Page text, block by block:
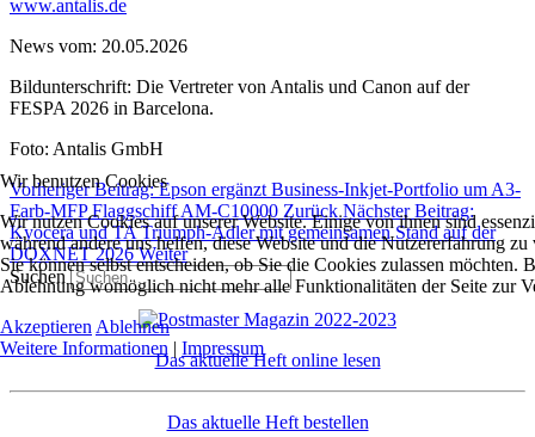
www.antalis.de
News vom: 20.05.2026
Bildunterschrift: Die Vertreter von Antalis und Canon auf der
FESPA 2026 in Barcelona.
Foto: Antalis GmbH
Vorheriger Beitrag: Epson ergänzt Business-Inkjet-Portfolio um A3-
Farb-MFP Flaggschiff AM-C10000 Zurück Nächster Beitrag:
Kyocera und TA Triumph-Adler mit gemeinsamen Stand auf der
DOXNET 2026Weiter
Suchen
Das aktuelle Heft online lesen
Das aktuelle Heft bestellen
Wir benutzen Cookies
Wir nutzen Cookies auf unserer Website. Einige von ihnen sind
während andere uns helfen, diese Website und die Nutzererfahrung
Sie können selbst entscheiden, ob Sie die Cookies zulassen möchten.
Ablehnung womöglich nicht mehr alle Funktionalitäten der Seite zur
Akzeptieren Ablehnen
Weitere Informationen | Impressum